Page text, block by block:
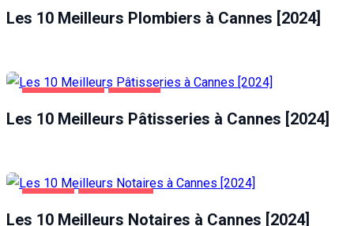
Les 10 Meilleurs Plombiers à Cannes [2024]
Les 10 Meilleurs Pâtisseries à Cannes [2024]
Les 10 Meilleurs Notaires à Cannes [2024]